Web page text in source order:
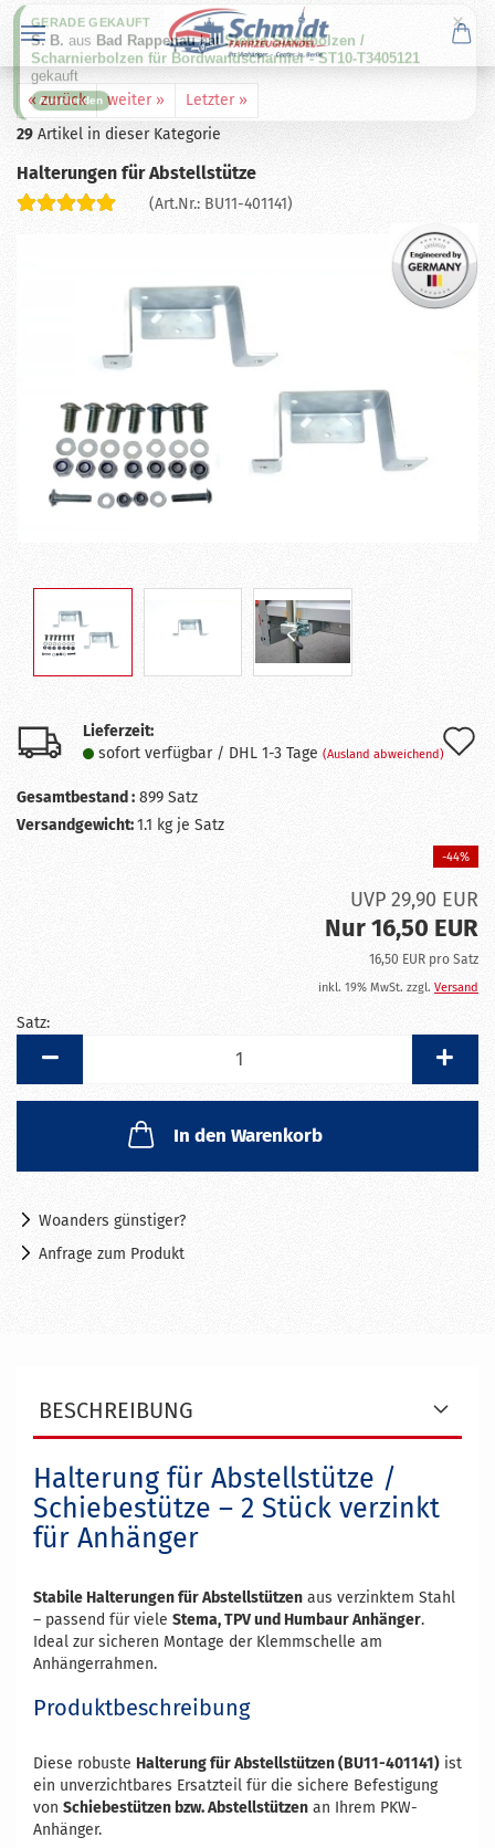
« zurück weiter »
Letzter »
29 Artikel in dieser Kategorie
Halterungen für Abstellstütze
(Art.Nr.: BU11-401141)
Lieferzeit:
sofort verfügbar / DHL 1-3 Tage (Ausland abweichend)
Gesamtbestand : 899 Satz
Versandgewicht:1.1 kg je Satz
-44%
UVP 29,90 EUR
Nur 16,50 EUR
16,50 EUR pro Satz
inkl. 19% MwSt. zzgl. Versand
Satz:
In den Warenkorb
Woanders günstiger?
Anfrage zum Produkt
BESCHREIBUNG
Halterung für Abstellstütze /
Schiebestütze – 2 Stück verzinkt
für Anhänger
Stabile Halterungen für Abstellstützen aus verzinktem Stahl
– passend für viele Stema, TPV und Humbaur Anhänger.
Ideal zur sicheren Montage der Klemmschelle am
Anhängerrahmen.
Produktbeschreibung
Diese robuste Halterung für Abstellstützen (BU11-401141) ist
ein unverzichtbares Ersatzteil für die sichere Befestigung
von Schiebestützen bzw. Abstellstützen an Ihrem PKW-
Anhänger.
×
GERADE GEKAUFT
S. B.ausBad RappenauhatStema Steckbolzen /
Scharnierbolzen für Bordwandscharnier - ST10-T3405121
gekauft
Ausblenden